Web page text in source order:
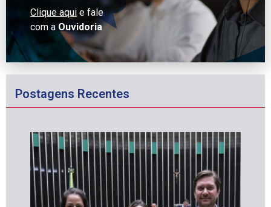
Clique aqui e fale
com aOuvidoria
Postagens Recentes